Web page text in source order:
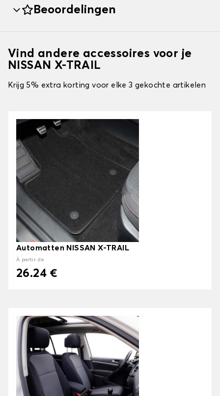
Beoordelingen
Vind andere accessoires voor je
NISSAN X-TRAIL
Krijg 5% extra korting voor elke 3 gekochte artikelen
Automatten NISSAN X-TRAIL
À partir de
26.24 €